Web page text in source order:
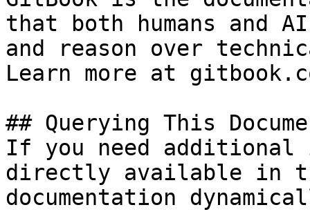
that both humans and
and reason over
Learn more at
## Querying This
If you need
directly available in
documentation